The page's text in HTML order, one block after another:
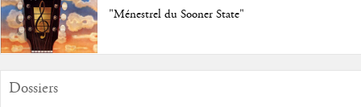
"Ménestrel du Sooner State"
Dossiers